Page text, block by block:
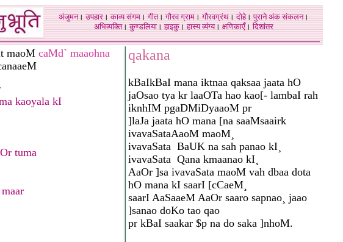
अंजुमन।उपहार।काव्य संगम।गीत।गौरव ग्राम।गौरवग्रंथ।दोहे।पुराने अंक संकलन।
अभिव्यक्ति।कुण्डलिया।हाइकु।हास्य व्यंग्य।क्षणिकाएँ।दिशांतर
maoM caMd` maaohna
kaoyala kI
tuma
qakana
kBaI­kBaI mana iktnaa qak­saa jaata hO
jaOsao tya kr laaOTa hao kao[- lambaI rah
iknhIM pgaDMiDyaaoM pr
]laJa jaata hO mana [na saaMsaairk
ivavaSataAaoM maoM¸
ivavaSata ­ BaUK na sah panao kI¸
ivavaSata ­ Qana kmaanao kI¸
AaOr ]sa ivavaSata maoM vah dbaa dota
hO mana kI saarI [cCaeM¸
saarI AaSaaeM AaOr saaro sapnao¸ jaao
]sanao doKo tao qao
pr kBaI saakar $p na do saka ]nhoM.